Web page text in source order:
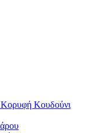
Κορυφή Κουδούνι